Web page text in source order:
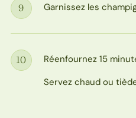
Étape
9 Garnissez les
Étape
10
Réenfournez 15
Servez chaud ou